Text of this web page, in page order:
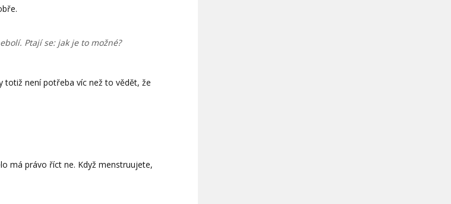
Ptají se: jak je to možné?
totiž není potřeba víc než to vědět, že
má právo říct ne. Když menstruujete,